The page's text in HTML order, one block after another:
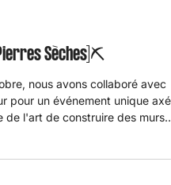
Sèches]⛏️
nous avons collaboré avec
pour un événement unique axé
de l'art de construire des murs